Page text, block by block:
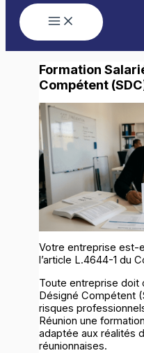
Formation
Compétent
Votre entreprise est-
l’article L.4644-1 du
Toute entreprise doit
Désigné Compétent
risques
Réunion une
adaptée aux réalités
réunionnaises.